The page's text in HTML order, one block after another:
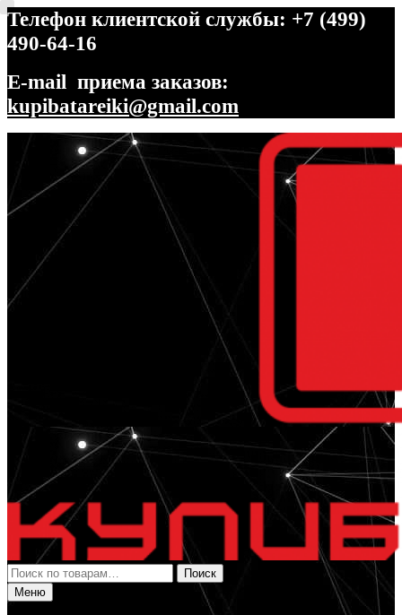
Телефон клиентской службы: +7 (499)
490-64-16
E-mail приема заказов:
kupibatareiki@gmail.com
Перейти
навигации
Перейти
содержимому
Искать:
Поиск
Меню